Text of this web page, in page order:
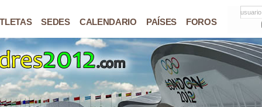
SEDES CALENDARIO PAÍSES FOROS